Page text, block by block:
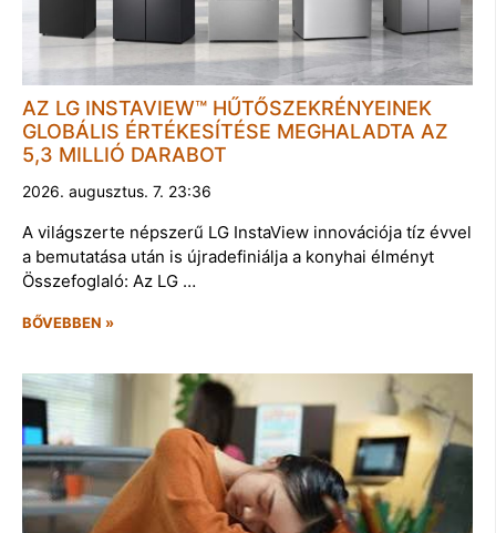
AZ LG INSTAVIEW™ HŰTŐSZEKRÉNYEINEK
GLOBÁLIS ÉRTÉKESÍTÉSE MEGHALADTA AZ
5,3 MILLIÓ DARABOT
2026. augusztus. 7. 23:36
A világszerte népszerű LG InstaView innovációja tíz évvel
a bemutatása után is újradefiniálja a konyhai élményt
Összefoglaló: Az LG …
BŐVEBBEN »